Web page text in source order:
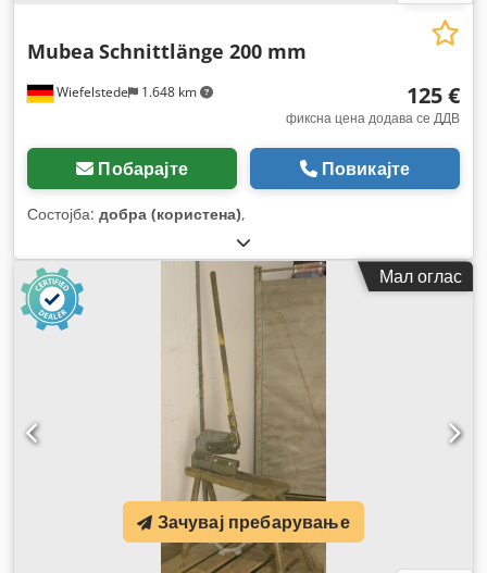
Wiefelstede 1.648 km
Mubea Schnittlänge 200 mm
125 €
фиксна цена додава се ДДВ
Побарајте Повикајте
Состојба: добра (користена),
Мал оглас
Зачувај пребарување